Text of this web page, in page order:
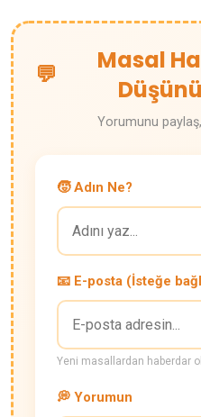
💬
Masal
Yorumunu
🧒 Adın Ne?
📧 E-posta (İsteğe
Yeni masallardan haberdar
💭 Yorumun